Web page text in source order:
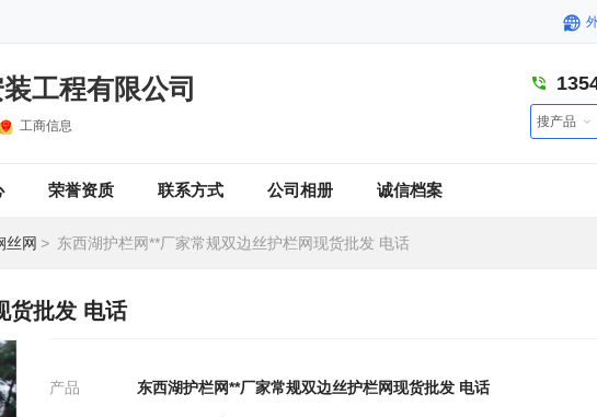
工程有限公司
工商信息 搜产品
荣誉资质 联系方式 公司相册 诚信档案
丝网 > 东西湖护栏网**厂家常规双边丝护栏网现货批发 电话
货批发 电话
产品 东西湖护栏网**厂家常规双边丝护栏网现货批发 电话